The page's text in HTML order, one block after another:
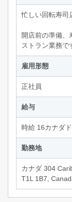
忙しい回転寿司
開店前の準備、
ストラン業務で
雇用形態
正社員
給与
時給 16カナダ
勤務地
カナダ 304
T1L 1B7,